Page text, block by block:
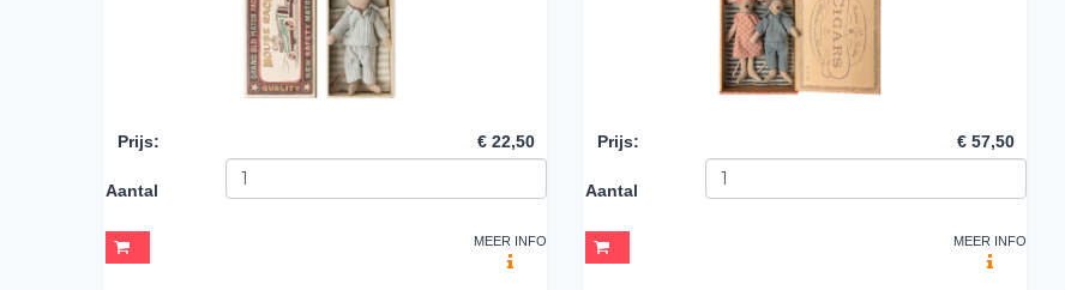
Prijs: € 22,50
Aantal
MEER INFO
Prijs: € 57,50
Aantal
MEER INFO